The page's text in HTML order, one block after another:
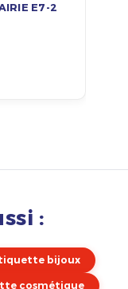
E7-2
:
bijoux
cosmétique